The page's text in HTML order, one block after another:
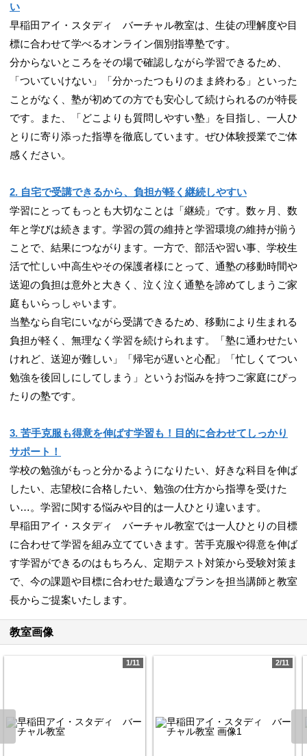
い
早稲田アイ・スタディ バーチャル教室は、生徒の理解度や目
標に合わせて学べるオンライン個別指導塾です。
分からないところをその場で確認しながら学習できるため、
「ついていけない」「分かったつもりのまま終わる」といった
ことがなく、塾が初めての方でも安心して続けられるのが特長
です。また、「どこよりも質問しやすい塾」を目指し、一人ひ
とりに寄り添った指導を徹底しています。ぜひ体験授業でご体
感ください。
2. 自宅で受講できるから、負担が軽く継続しやすい
学習にとってもっとも大切なことは「継続」です。数ヶ月、数
年と学びは続きます。学習の質の維持と学習環境の維持が揃う
ことで、結果につながります。一方で、部活や習い事、学校生
活で忙しい中高生やその保護者様にとって、通塾の移動時間や
送迎の負担は意外と大きく、泣く泣く通塾を諦めてしまうご家
庭もいらっしゃいます。
当塾なら自宅にいながら受講できるため、移動により生まれる
負担が軽く、無理なく学習を続けられます。「塾に通わせたい
けれど、送迎が難しい」「帰宅が遅いと心配」「忙しくてつい
勉強を後回しにしてしまう」というお悩みを持つご家庭にぴっ
たりの塾です。
3. 苦手克服も得意を伸ばす学習も！目的に合わせてしっかり
サポート！
学校の勉強がもっと分かるようになりたい、好きな科目を伸ば
したい、志望校に合格したい、勉強の仕方から指導を受けた
い…。学習に関する悩みや目的は一人ひとり違います。
早稲田アイ・スタディ バーチャル教室では一人ひとりの目標
に合わせて学習を組み立てていきます。苦手克服や得意を伸ば
す学習ができるのはもちろん、定期テスト対策から受験対策ま
で、今の課題や目標に合わせた最適なプランを担当講師と教室
長からご提案いたします。
教室画像
1/11 2/11